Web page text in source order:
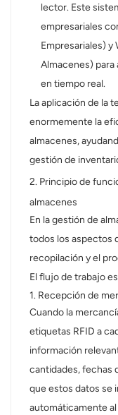
lector. Este
empresariales
Empresariales) y
Almacenes)
en tiempo real.
La aplicación de la
enormemente la
almacenes,
gestión de
2. Principio de
almacenes
En la gestión de
todos los aspectos
recopilación y el
El flujo de trabajo
1. Recepción de
Cuando la
etiquetas RFID a
información
cantidades, fechas
que estos datos se
automáticamente